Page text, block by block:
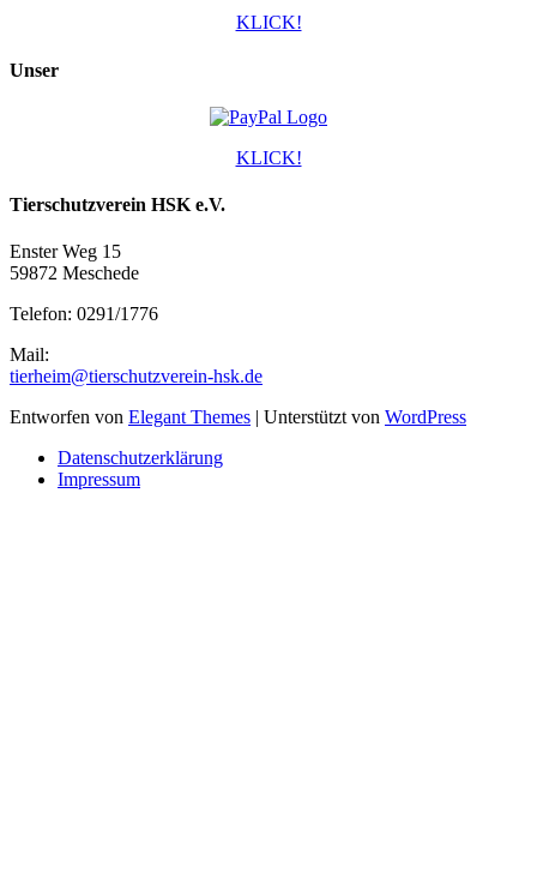
KLICK!
Unser
KLICK!
Tierschutzverein HSK e.V.
Enster Weg 15
59872 Meschede
Telefon: 0291/1776
Mail:
tierheim@tierschutzverein-hsk.de
Entworfen von Elegant Themes | Unterstützt von WordPress
Datenschutzerklärung
Impressum